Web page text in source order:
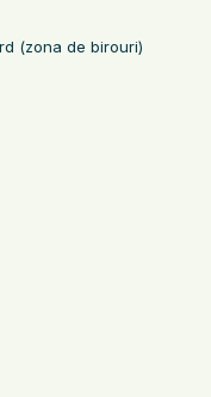
(zona de birouri)